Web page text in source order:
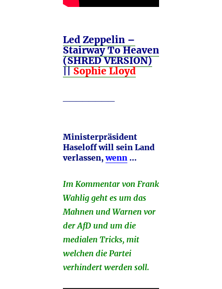
Led Zeppelin –
Stairway To Heaven
(SHRED VERSION)
|| Sophie Lloyd
Ministerpräsident
Haseloff will sein Land
verlassen,wenn…
Im Kommentar von Frank
Wahlig geht es um das
Mahnen und Warnen vor
der AfD und um die
medialen Tricks, mit
welchen die Partei
verhindert werden soll.